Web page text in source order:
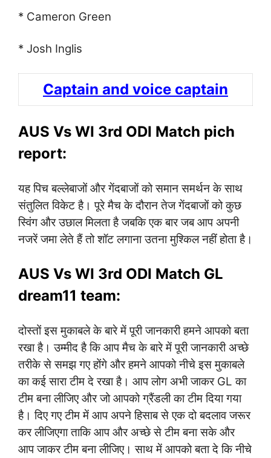
* Cameron Green
* Josh Inglis
Captain and voice captain
AUS Vs WI 3rd ODI Match pich
report:
यह पिच बल्लेबाजों और गेंदबाजों को समान समर्थन के साथ
संतुलित विकेट है। पूरे मैच के दौरान तेज गेंदबाजों को कुछ
स्विंग और उछाल मिलता है जबकि एक बार जब आप अपनी
नजरें जमा लेते हैं तो शॉट लगाना उतना मुश्किल नहीं होता है।
AUS Vs WI 3rd ODI Match GL
dream11 team:
दोस्तों इस मुकाबले के बारे में पूरी जानकारी हमने आपको बता
रखा है। उम्मीद है कि आप मैच के बारे में पूरी जानकारी अच्छे
तरीके से समझ गए होंगे और हमने आपको नीचे इस मुकाबले
का कई सारा टीम दे रखा है। आप लोग अभी जाकर GL का
टीम बना लीजिए और जो आपको ग्रैंडली का टीम दिया गया
है। दिए गए टीम में आप अपने हिसाब से एक दो बदलाव जरूर
कर लीजिएगा ताकि आप और अच्छे से टीम बना सके और
आप जाकर टीम बना लीजिए। साथ में आपको बता दे कि नीचे